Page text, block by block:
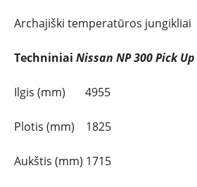
Archajiški temperatūros jungikliai
Techniniai Nissan NP 300 Pick Up
Ilgis (mm) 4955
Plotis (mm) 1825
Aukštis (mm) 1715